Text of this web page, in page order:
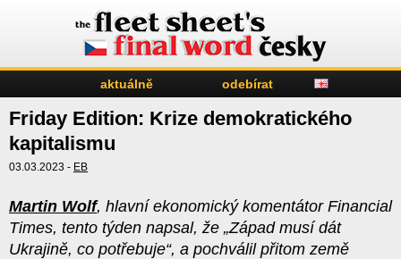
aktuálně odebírat
Friday Edition: Krize demokratického
kapitalismu
03.03.2023 - EB
Martin Wolf, hlavní ekonomický komentátor Financial
Times, tento týden napsal, že „Západ musí dát
Ukrajině, co potřebuje“, a pochválil přitom země